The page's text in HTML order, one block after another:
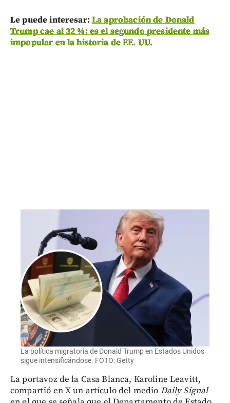
Le puede interesar: La aprobación de Donald
Trump cae al 32 %: es el segundo presidente más
impopular en la historia de EE. UU.
La política migratoria de Donald Trump en Estados Unidos
sigue intensificándose. FOTO: Getty
La portavoz de la Casa Blanca, Karoline Leavitt,
compartió en X un artículo del medio Daily Signal